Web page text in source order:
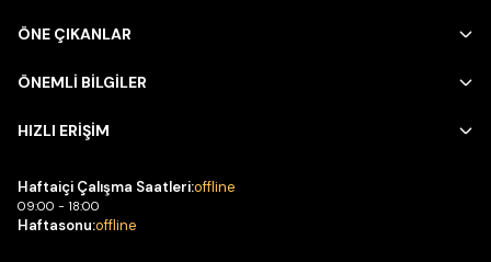
ÖNE ÇIKANLAR
ÖNEMLİ BİLGİLER
HIZLI ERİŞİM
Haftaiçi Çalışma Saatleri:offline
09:00 - 18:00
Haftasonu:offline